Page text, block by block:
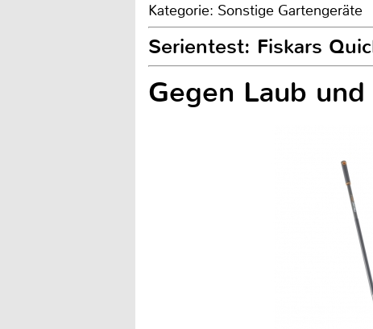
Kategorie: Sonstige Gartengeräte
Serientest: Fiskars
Gegen Laub